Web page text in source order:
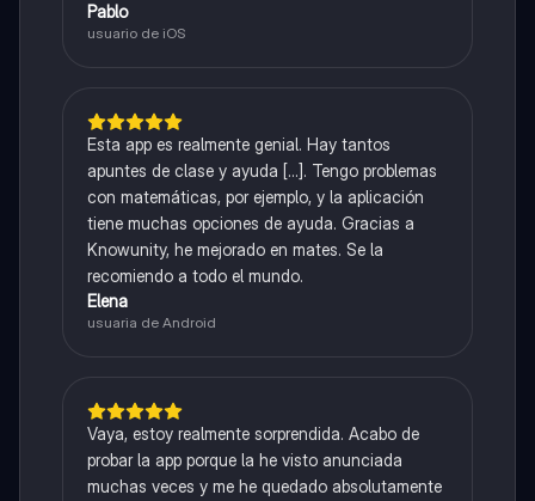
Pablo
usuario de iOS
Esta app es realmente genial. Hay tantos
apuntes de clase y ayuda [...]. Tengo problemas
con matemáticas, por ejemplo, y la aplicación
tiene muchas opciones de ayuda. Gracias a
Knowunity, he mejorado en mates. Se la
recomiendo a todo el mundo.
Elena
usuaria de Android
Vaya, estoy realmente sorprendida. Acabo de
probar la app porque la he visto anunciada
muchas veces y me he quedado absolutamente